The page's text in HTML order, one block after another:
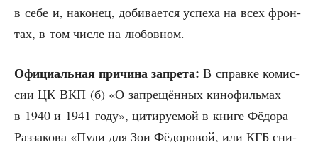
в себе и, нако­нец, доби­ва­ет­ся успе­ха на всех фрон­
тах, в том чис­ле на любовном.
Офи­ци­аль­ная при­чи­на запре­та: В справ­ке комис­
сии ЦК ВКП (б) «О запре­щён­ных кино­филь­мах
в 1940 и 1941 году», цити­ру­е­мой в кни­ге Фёдо­ра
Раз­за­ко­ва «Пули для Зои Фёдо­ро­вой, или КГБ сни­